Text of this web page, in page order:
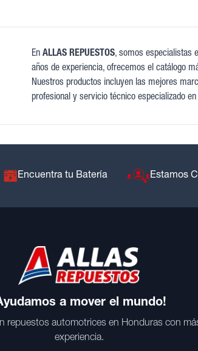
En ALLAS REPUESTOS, somos especialistas
años de experiencia, ofrecemos el catálogo
Nuestros productos incluyen las mejores
profesional y servicio técnico especializado
Encuentra tu Batería Estamos
a mover el mundo!
repuestos automotrices en Honduras con
experiencia.